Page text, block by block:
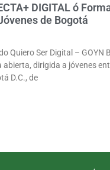
DIGITAL ó
de Bogotá
Quiero Ser Digital – GOYN
abierta, dirigida a jóvenes
D.C., de